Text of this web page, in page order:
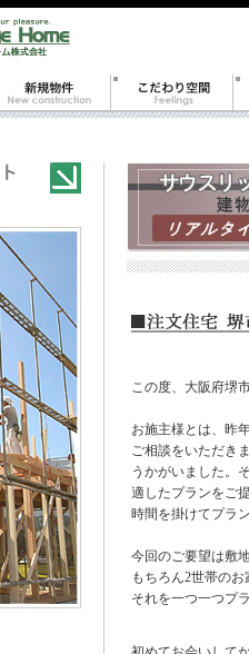
この度、大阪府堺
お施主様とは、昨
ご相談をいただき
うかがいました。
適したプランをご
時間を掛けてプラ
今回のご要望は敷
もちろん2世帯の
それを一つ一つプ